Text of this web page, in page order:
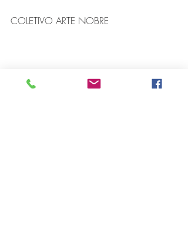
COLETIVO ARTE NOBRE